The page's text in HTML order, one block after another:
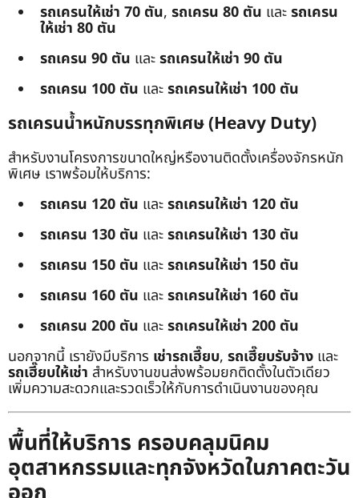
รถเครนให้เช่า 70 ตัน, รถเครน 80 ตัน และรถเครน
ให้เช่า 80 ตัน
รถเครน 90 ตัน และรถเครนให้เช่า 90 ตัน
รถเครน 100 ตัน และรถเครนให้เช่า 100 ตัน
รถเครนน้ำหนักบรรทุกพิเศษ (Heavy Duty)
สำหรับงานโครงการขนาดใหญ่หรืองานติดตั้งเครื่องจักรหนัก
พิเศษ เราพร้อมให้บริการ:
รถเครน 120 ตัน และรถเครนให้เช่า 120 ตัน
รถเครน 130 ตัน และรถเครนให้เช่า 130 ตัน
รถเครน 150 ตัน และรถเครนให้เช่า 150 ตัน
รถเครน 160 ตัน และรถเครนให้เช่า 160 ตัน
รถเครน 200 ตัน และรถเครนให้เช่า 200 ตัน
นอกจากนี้ เรายังมีบริการ เช่ารถเฮี๊ยบ, รถเฮี๊ยบรับจ้าง และ
รถเฮี๊ยบให้เช่า สำหรับงานขนส่งพร้อมยกติดตั้งในตัวเดียว
เพิ่มความสะดวกและรวดเร็วให้กับการดำเนินงานของคุณ
พื้นที่ให้บริการ ครอบคลุมนิคม
อุตสาหกรรมและทุกจังหวัดในภาคตะวัน